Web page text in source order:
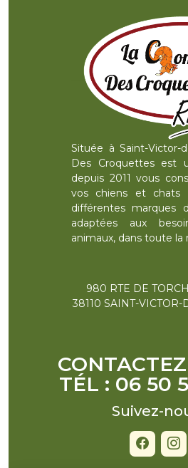
Située à Saint-Victor-
Des Croquettes est
depuis 2011 vous
vos chiens et chats
différentes marques
adaptées aux
animaux, dans toute la
980 RTE DE
38110 SAINT-VICTOR-
TÉL : 06 50
Suivez-